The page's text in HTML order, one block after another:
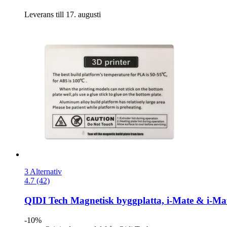
Leverans till 17. augusti
3 Alternativ
4.7 (42)
QIDI Tech Magnetisk byggplatta, i-​Mate & i-​
-10%